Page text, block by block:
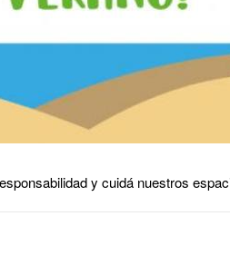
y cuidá nuestros